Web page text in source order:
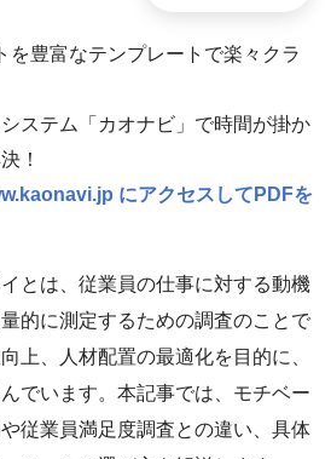
を豊富なテンプレートで楽々クラ
ステム「カオナビ」で時間が掛か
！
にアクセスしてPDFを
とは、従業員の仕事に対する動機
的に測定するための調査のことで
上、人材配置の最適化を目的に、
でいます。本記事では、モチベー
従業員満足度調査との違い、具体